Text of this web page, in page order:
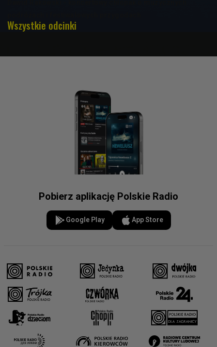
Wszystkie odcinki
Pobierz aplikację Polskie Radio
Google Play App Store